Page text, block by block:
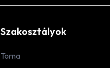
Szakosztályok
Torna